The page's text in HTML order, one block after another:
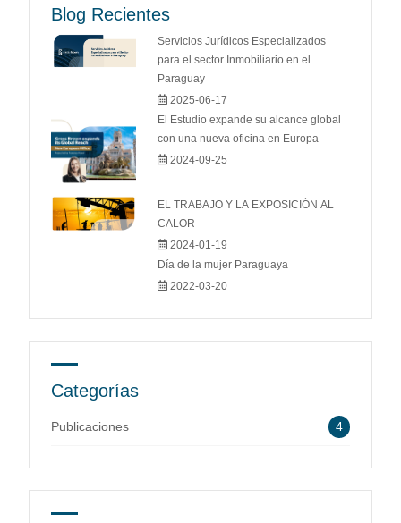
Blog Recientes
Servicios Jurídicos Especializados
para el sector Inmobiliario en el
Paraguay
2025-06-17
El Estudio expande su alcance global
con una nueva oficina en Europa
2024-09-25
EL TRABAJO Y LA EXPOSICIÓN AL
CALOR
2024-01-19
Día de la mujer Paraguaya
2022-03-20
Categorías
Publicaciones 4